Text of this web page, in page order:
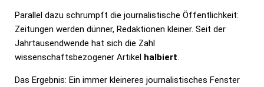
Parallel dazu schrumpft die journalistische Öffentlichkeit:
Zeitungen werden dünner, Redaktionen kleiner. Seit der
Jahrtausendwende hat sich die Zahl
wissenschaftsbezogener Artikel halbiert.
Das Ergebnis: Ein immer kleineres journalistisches Fenster